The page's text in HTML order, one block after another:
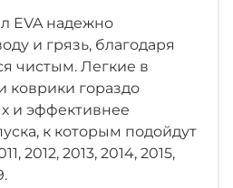
EVA надежно
и грязь, благодаря
чистым. Легкие в
коврики гораздо
и эффективнее
к которым подойдут
2012, 2013, 2014, 2015,